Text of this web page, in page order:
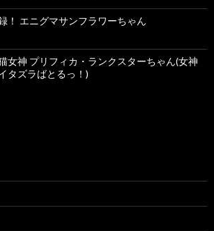
！ エニグマサンフラワーちゃん
女神 プリフィカ・ランクスターちゃん(女神
タズラばとるっ！)